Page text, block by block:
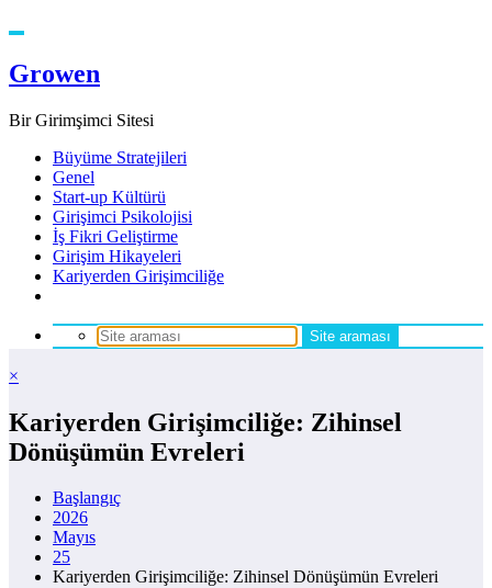
Growen
Bir Girimşimci Sitesi
Büyüme Stratejileri
Genel
Start-up Kültürü
Girişimci Psikolojisi
İş Fikri Geliştirme
Girişim Hikayeleri
Kariyerden Girişimciliğe
×
Kariyerden Girişimciliğe: Zihinsel
Dönüşümün Evreleri
Başlangıç
2026
Mayıs
25
Kariyerden Girişimciliğe: Zihinsel Dönüşümün Evreleri